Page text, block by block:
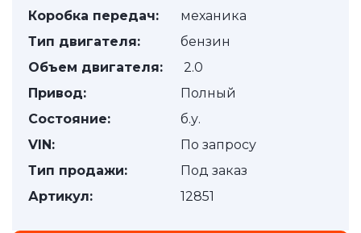
Коробка передач:
механика
Тип двигателя:
бензин
Объем двигателя:
2.0
Привод:
Полный
Состояние:
б.у.
VIN:
По запросу
Тип продажи:
Под заказ
Артикул:
12851